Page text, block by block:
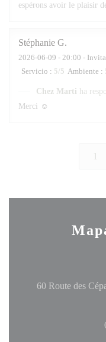
espérons avoir le plaisir
Stéphanie G
2026-06-09 - 20:00 -
Servicio : 5/5 Ambiente :
Chez Marti ha
Merci ☺️
1
60 Route des